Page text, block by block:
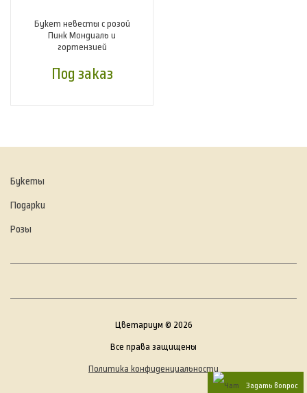
Букет невесты с розой
Пинк Мондиаль и
гортензией
Под заказ
Задать вопрос
Букеты
Подарки
Розы
Цветариум © 2026
Все права защищены
Политика конфиденциальности